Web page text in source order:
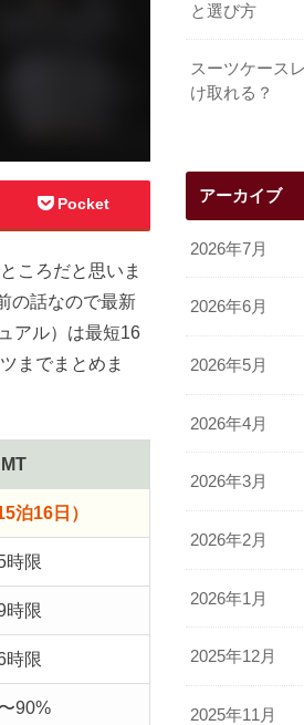
Pocket
ころだと思いま
の話なので最新
アル）は最短16
までまとめま
MT
泊16日）
時限
時限
時限
90%
と選び方
スーツケース
け取れる？
アーカイブ
2026年7月
2026年6月
2026年5月
2026年4月
2026年3月
2026年2月
2026年1月
2025年12月
2025年11月